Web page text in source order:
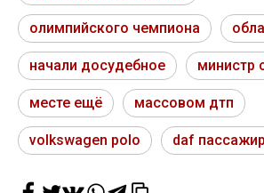
олимпийского чемпиона
начали досудебное министр
месте ещё массовом дтп
volkswagen polo daf